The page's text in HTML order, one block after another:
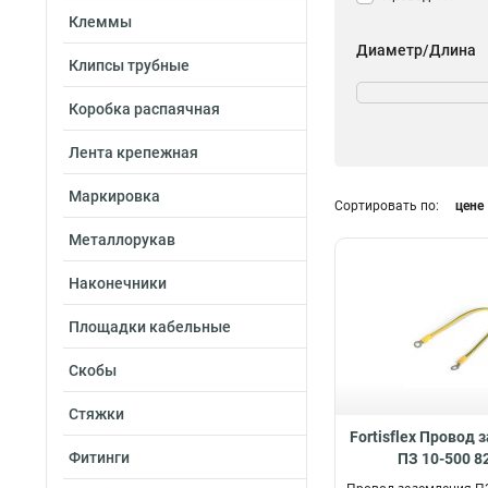
Клеммы
Клипсы трубные
Коробка распаячная
Лента крепежная
Маркировка
Металлорукав
Наконечники
Площадки кабельные
Скобы
Стяжки
Фитинги
Диаметр/Длина
6-1000 1
6-800 1
6-250 1
6-200 1
70-1000
50-2000 2
Сортировать по: цене
Fortisflex Провод
ПЗ 10-500